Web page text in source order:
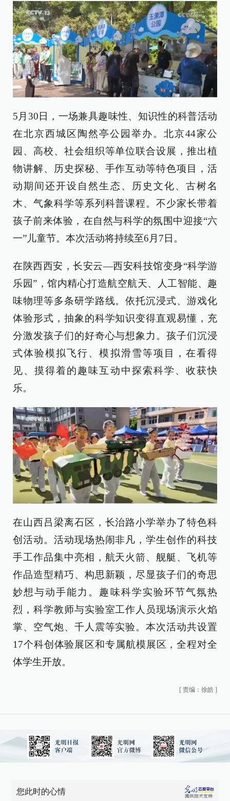
5月30日，一场兼具趣味性、知识性的科普活动
在北京西城区陶然亭公园举办。北京44家公
园、高校、社会组织等单位联合设展，推出植
物讲解、历史探秘、手作互动等特色项目，活
动期间还开设自然生态、历史文化、古树名
木、气象科学等系列科普课程。不少家长带着
孩子前来体验，在自然与科学的氛围中迎接“六
一”儿童节。本次活动将持续至6月7日。
在陕西西安，长安云—西安科技馆变身“科学游
乐园”，馆内精心打造航空航天、人工智能、趣
味物理等多条研学路线。依托沉浸式、游戏化
体验形式，抽象的科学知识变得直观易懂，充
分激发孩子们的好奇心与想象力。孩子们沉浸
式体验模拟飞行、模拟滑雪等项目，在看得
见、摸得着的趣味互动中探索科学、收获快
乐。
在山西吕梁离石区，长治路小学举办了特色科
创活动。活动现场热闹非凡，学生创作的科技
手工作品集中亮相，航天火箭、舰艇、飞机等
作品造型精巧、构思新颖，尽显孩子们的奇思
妙想与动手能力。趣味科学实验环节气氛热
烈，科学教师与实验室工作人员现场演示火焰
掌、空气炮、千人震等实验。本次活动共设置
17个科创体验展区和专属航模展区，全程对全
体学生开放。
[ 责编：徐皓 ]
您此时的心情